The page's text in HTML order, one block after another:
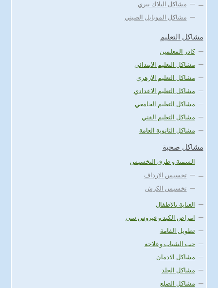
مشاكل البلاك بيري
مشاكل الموبايل الصيني
مشاكل التعليم
كادر المعلمين
مشاكل التعليم الابتدائي
مشاكل التعليم الازهري
مشاكل التعليم الاعدادي
مشاكل التعليم الجامعي
مشاكل التعليم الفني
مشاكل الثانوية العامة
مشاكل صحية
السمنة و طرق التخسيس
تخسيس الارداف
تخسيس الكرش
العناية بالاطفال
امراض الكبد و فيروس سي
تطويل القامة
حب الشباب وعلاجه
مشاكل الادمان
مشاكل الجلد
مشاكل الصلع